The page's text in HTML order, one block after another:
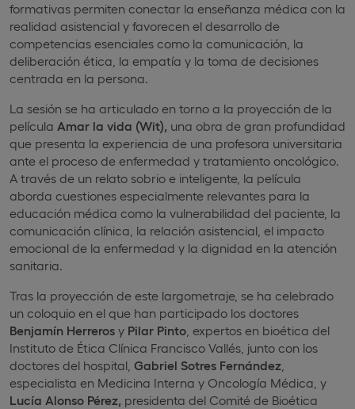
formativas permiten conectar la enseñanza médica con la
realidad asistencial y favorecen el desarrollo de
competencias esenciales como la comunicación, la
deliberación ética, la empatía y la toma de decisiones
centrada en la persona.
La sesión se ha articulado en torno a la proyección de la
película Amar la vida (Wit), una obra de gran profundidad
que presenta la experiencia de una profesora universitaria
ante el proceso de enfermedad y tratamiento oncológico.
A través de un relato sobrio e inteligente, la película
aborda cuestiones especialmente relevantes para la
educación médica como la vulnerabilidad del paciente, la
comunicación clínica, la relación asistencial, el impacto
emocional de la enfermedad y la dignidad en la atención
sanitaria.
Tras la proyección de este largometraje, se ha celebrado
un coloquio en el que han participado los doctores
Benjamín Herreros y Pilar Pinto , expertos en bioética del
Instituto de Ética Clínica Francisco Vallés, junto con los
doctores del hospital, Gabriel Sotres Fernández
especialista en Medicina Interna y Oncología Médica, y
Lucía Alonso Pérez, presidenta del Comité de Bioética